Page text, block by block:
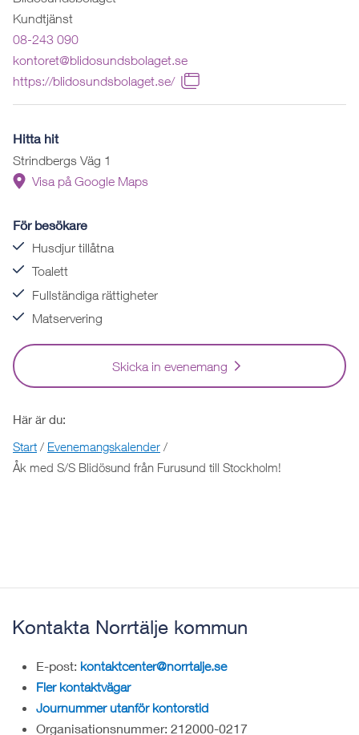
Kundtjänst
08-243 090
kontoret@blidosundsbolaget.se
https://blidosundsbolaget.se/
Hitta hit
Strindbergs Väg 1
Visa på Google Maps
För besökare
Husdjur tillåtna
Toalett
Fullständiga rättigheter
Matservering
Skicka in evenemang
Här är du:
Start / Evenemangskalender /
Åk med S/S Blidösund från Furusund till Stockholm!
Kontakta Norrtälje kommun
E-post: kontaktcenter@norrtalje.se
Fler kontaktvägar
Journummer utanför kontorstid
Organisationsnummer: 212000-0217